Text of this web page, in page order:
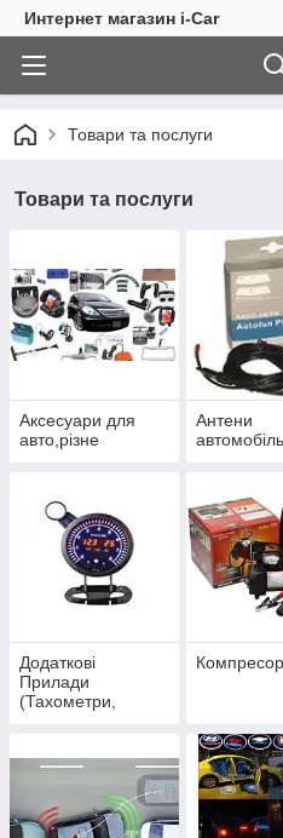
Интернет магазин i-Car
Товари та послуги
Товари та послуги
Аксесуари для
авто,різне
Антени
Додаткові
Прилади
(Тахометри,
Турбіни,